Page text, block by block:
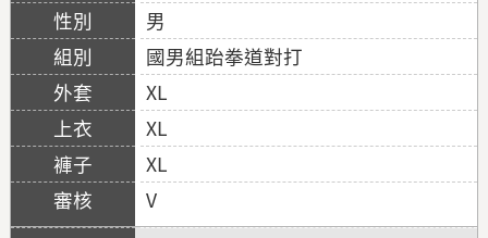
男
國男組跆拳道對打
XL
XL
XL
V